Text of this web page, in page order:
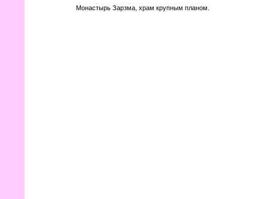
Монастырь Зарзма, храм крупным планом.